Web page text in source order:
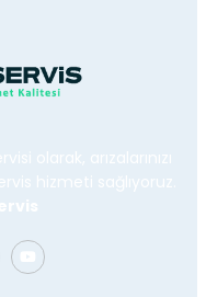
olarak, arızalarınızı
hizmeti sağlıyoruz.